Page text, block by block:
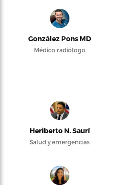
González Pons MD
Médico radiólogo
Heriberto N. Saurí
Salud y emergencias